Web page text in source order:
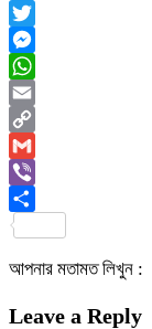
Facebook
Twitter
Messenger
WhatsApp
Email
Copy
Link
Gmail
Viber
আপনার মতামত লিখুন :
Leave a Reply